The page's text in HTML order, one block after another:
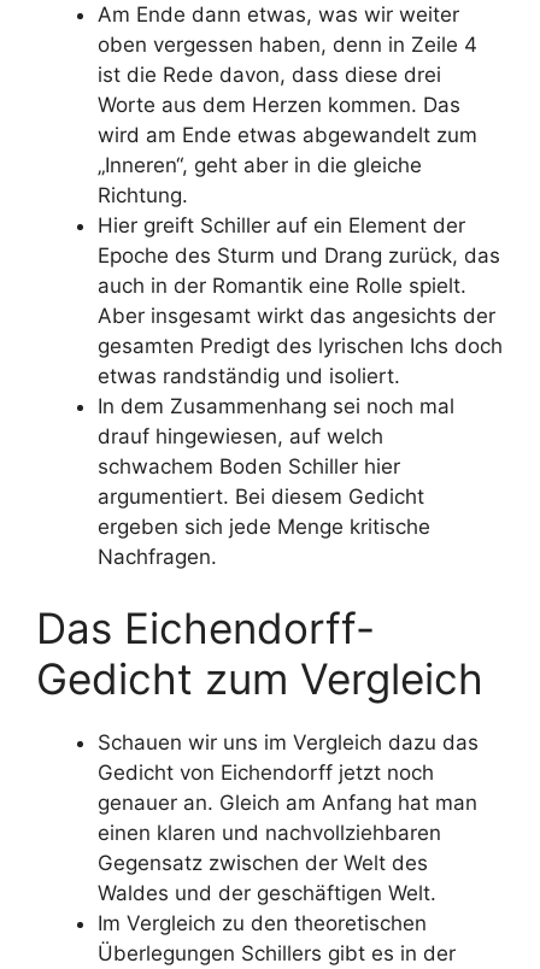
Am Ende dann etwas, was wir weiter
oben vergessen haben, denn in Zeile 4
ist die Rede davon, dass diese drei
Worte aus dem Herzen kommen. Das
wird am Ende etwas abgewandelt zum
„Inneren“, geht aber in die gleiche
Richtung.
Hier greift Schiller auf ein Element der
Epoche des Sturm und Drang zurück, das
auch in der Romantik eine Rolle spielt.
Aber insgesamt wirkt das angesichts der
gesamten Predigt des lyrischen Ichs doch
etwas randständig und isoliert.
In dem Zusammenhang sei noch mal
drauf hingewiesen, auf welch
schwachem Boden Schiller hier
argumentiert. Bei diesem Gedicht
ergeben sich jede Menge kritische
Nachfragen.
Das Eichendorff-
Gedicht zum Vergleich
Schauen wir uns im Vergleich dazu das
Gedicht von Eichendorff jetzt noch
genauer an. Gleich am Anfang hat man
einen klaren und nachvollziehbaren
Gegensatz zwischen der Welt des
Waldes und der geschäftigen Welt.
Im Vergleich zu den theoretischen
Überlegungen Schillers gibt es in der